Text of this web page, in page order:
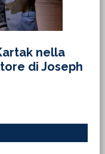
nella
di Joseph